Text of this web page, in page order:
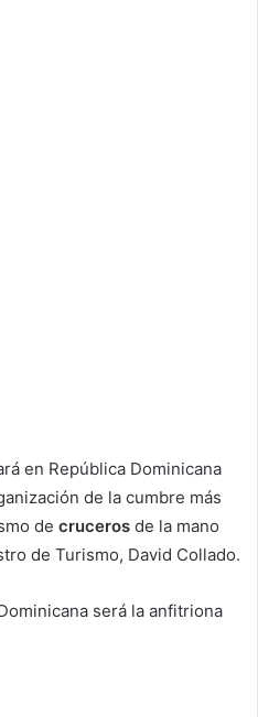
en República Dominicana
de la cumbre más
de cruceros de la mano
de Turismo, David Collado.
será la anfitriona